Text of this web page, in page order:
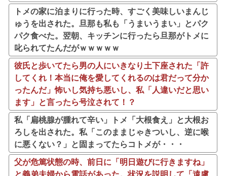
トメの家に泊まりに行った時、すごく美味しいまんじ
ゅうを出された。旦那も私も「うまいうまい」とパク
パク食べた。翌朝、キッチンに行ったら旦那がトメに
叱られてたんだがｗｗｗｗｗ
彼氏と歩いてたら男の人にいきなり土下座された「許
してくれ！本当に俺を愛してくれるのは君だって分か
ったんだ」怖いし気持ち悪いし、私「人違いだと思い
ます」と言ったら号泣されて！？
私「扁桃腺が腫れて辛い」トメ「大根食え」と大根お
ろしを出された。私「このままじゃきついし、逆に喉
に悪くない？」と固まってたらコトメが・・・
父が危篤状態の時、前日に「明日遊びに行きますね」